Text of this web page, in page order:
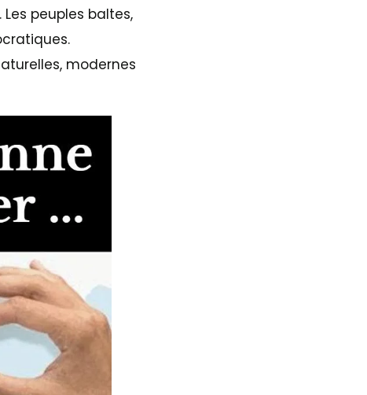
peuples baltes,
modernes